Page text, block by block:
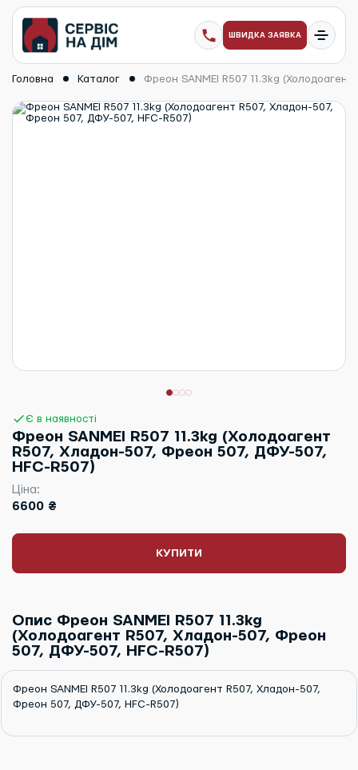
ШВИДКА ЗАЯВКА
Головна Каталог Фреон SANMEI R507 11.3kg
Є в наявності
Фреон SANMEI R507 11.3kg (Холодоагент
R507, Хладон-507, Фреон 507, ДФУ-507,
HFC-R507)
Ціна:
6600 ₴
КУПИТИ
Опис Фреон SANMEI R507 11.3kg
(Холодоагент R507, Хладон-507, Фреон
507, ДФУ-507, HFC-R507)
Фреон SANMEI R507 11.3kg (Холодоагент R507, Хладон-507,
Фреон 507, ДФУ-507, HFC-R507)